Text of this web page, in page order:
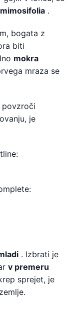
.
bogata z
biti
mokra
mraza se
povzroči
je
. Izbrati je
v premeru
sprejet, je